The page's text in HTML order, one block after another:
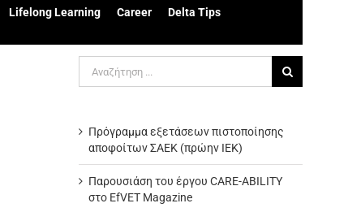
Lifelong Learning Career Delta Tips
για:
Πρόγραμμα εξετάσεων πιστοποίησης
αποφοίτων ΣΑΕΚ (πρώην ΙΕΚ)
Παρουσιάση του έργου CARE-ABILITY
στο EfVET Magazine